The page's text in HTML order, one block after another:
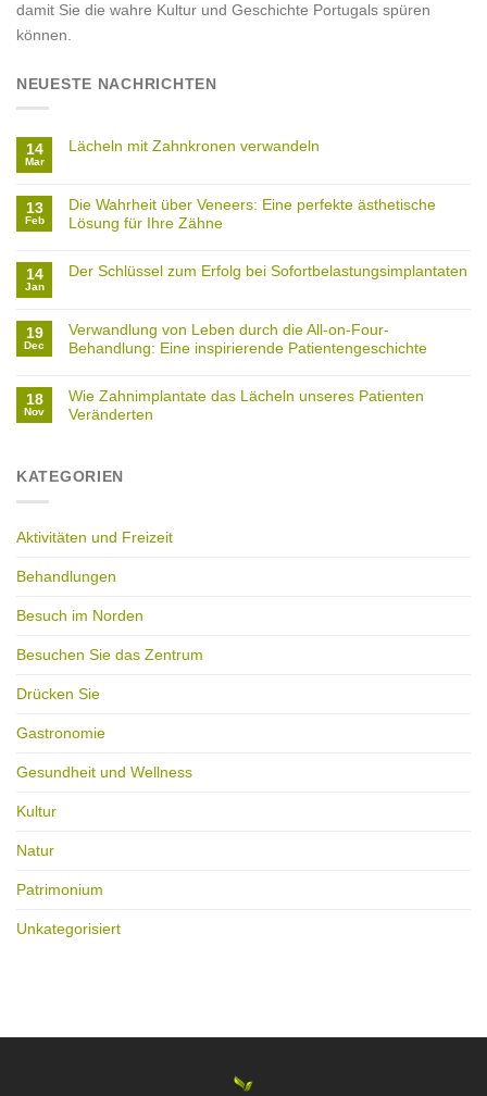
damit Sie die wahre Kultur und Geschichte Portugals spüren
können.
NEUESTE NACHRICHTEN
14
Mar
Lächeln mit Zahnkronen verwandeln
13
Feb
Die Wahrheit über Veneers: Eine perfekte ästhetische
Lösung für Ihre Zähne
14
Jan
Der Schlüssel zum Erfolg bei Sofortbelastungsimplantaten
19
Dec
Verwandlung von Leben durch die All-on-Four-
Behandlung: Eine inspirierende Patientengeschichte
18
Nov
Wie Zahnimplantate das Lächeln unseres Patienten
Veränderten
KATEGORIEN
Aktivitäten und Freizeit
Behandlungen
Besuch im Norden
Besuchen Sie das Zentrum
Drücken Sie
Gastronomie
Gesundheit und Wellness
Kultur
Natur
Patrimonium
Unkategorisiert